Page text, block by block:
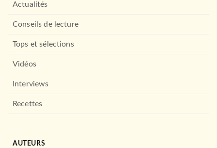
Actualités
Conseils de lecture
Tops et sélections
Vidéos
Interviews
Recettes
AUTEURS